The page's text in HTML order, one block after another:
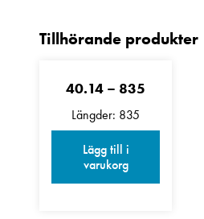
40.14 – 835
Längder: 835
Lägg till i
varukorg